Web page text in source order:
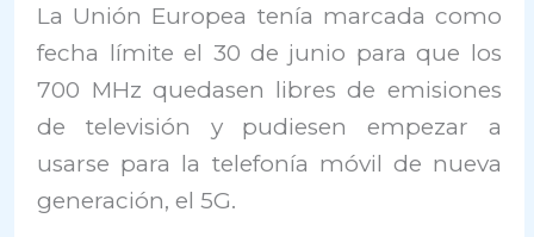
La Unión Europea tenía marcada como
fecha límite el 30 de junio para que los
700 MHz quedasen libres de emisiones
de televisión y pudiesen empezar a
usarse para la telefonía móvil de nueva
generación, el 5G.